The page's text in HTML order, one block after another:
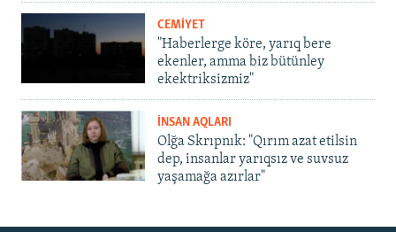
CEMİYET
"Haberlerge köre, yarıq bere
ekenler, amma biz bütünley
ekektriksizmiz"
İNSAN AQLARI
Olğa Skrıpnık: "Qırım azat etilsin
dep, insanlar yarıqsız ve suvsuz
yaşamağa azırlar"